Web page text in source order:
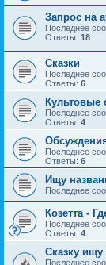
Запрос на
Последнее
Ответы: 18
Сказки
Последнее
Ответы: 6
Культовые
Последнее
Ответы: 4
Последнее
Ответы: 6
Ищу
Последнее
Козетта -
Последнее
Ответы: 4
Сказку ищу
Последнее